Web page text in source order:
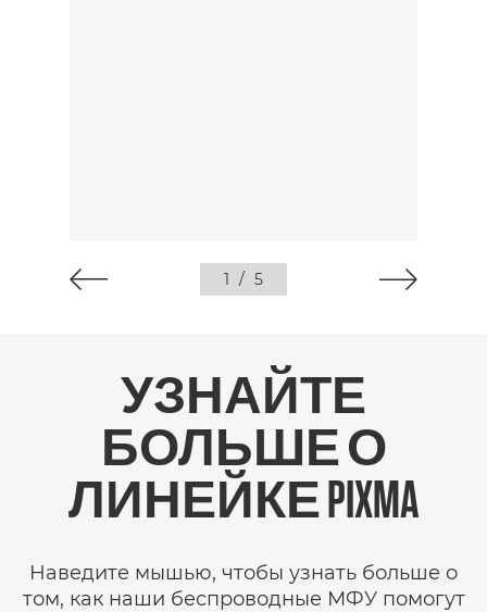
1 / 5
УЗНАЙТЕ
БОЛЬШЕ О
ЛИНЕЙКЕ PIXMA
Наведите мышью, чтобы узнать больше о
том, как наши беспроводные МФУ помогут